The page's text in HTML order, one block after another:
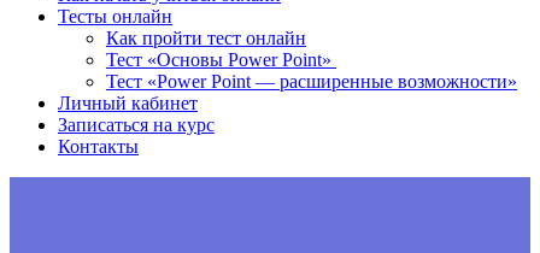
Тесты онлайн
Как пройти тест онлайн
Тест «Основы Power Point»
Тест «Power Point — расширенные возможности»
Личный кабинет
Записаться на курс
Контакты